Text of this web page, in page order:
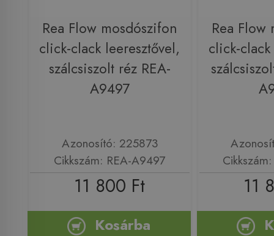
Rea Flow mosdószifon
click-clack leeresztővel,
szálcsiszolt réz REA-
A9497
Azonosító: 225873
Cikkszám: REA-A9497
11 800 Ft
Kosárba
Rea Flow
click-
11